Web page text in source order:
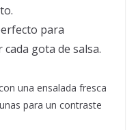
para
gota de salsa.
una ensalada fresca
para un contraste